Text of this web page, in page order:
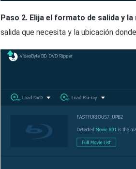
Paso 2. Elija el formato de salida y la
salida que necesita y la ubicación